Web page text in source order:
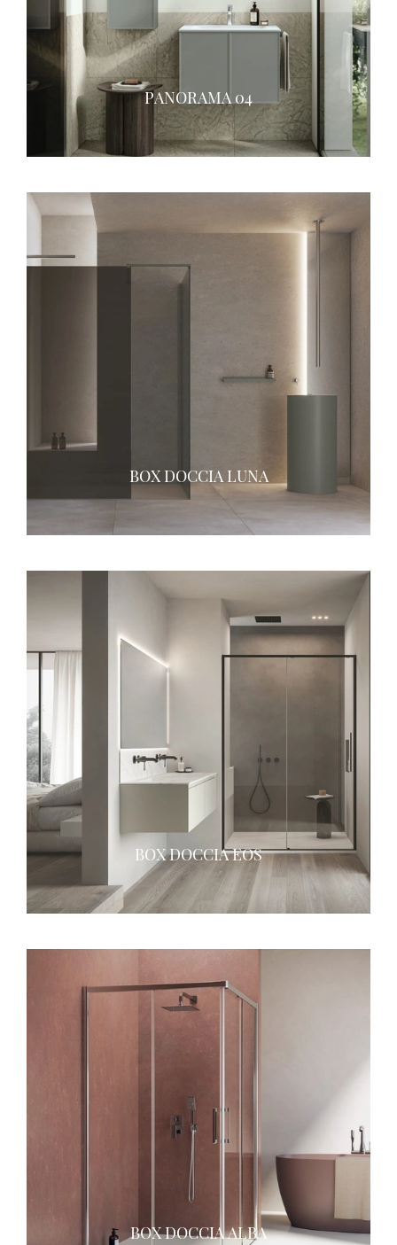
PANORAMA 04
BOX DOCCIA LUNA
BOX DOCCIA EOS
BOX DOCCIA ALBA